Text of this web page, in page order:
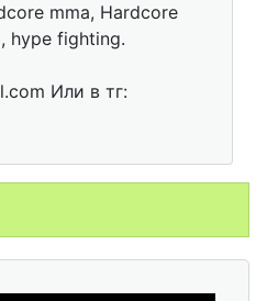
mma, Hardcore
hype fighting.
Или в тг: